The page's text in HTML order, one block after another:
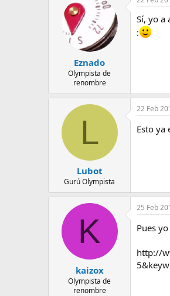
Eznado
Olympista de
renombre
Sí, yo a
:
L
Lubot
Gurú Olympista
22 Feb
Esto ya
K
kaizox
Olympista de
renombre
25 Feb
Pues
http://